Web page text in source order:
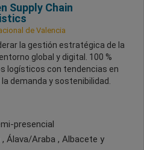
Supply Chain
de Valencia
la gestión estratégica de la
global y digital. 100 %
logísticos con tendencias en
demanda y sostenibilidad.
presencial
Álava/Araba , Albacete y